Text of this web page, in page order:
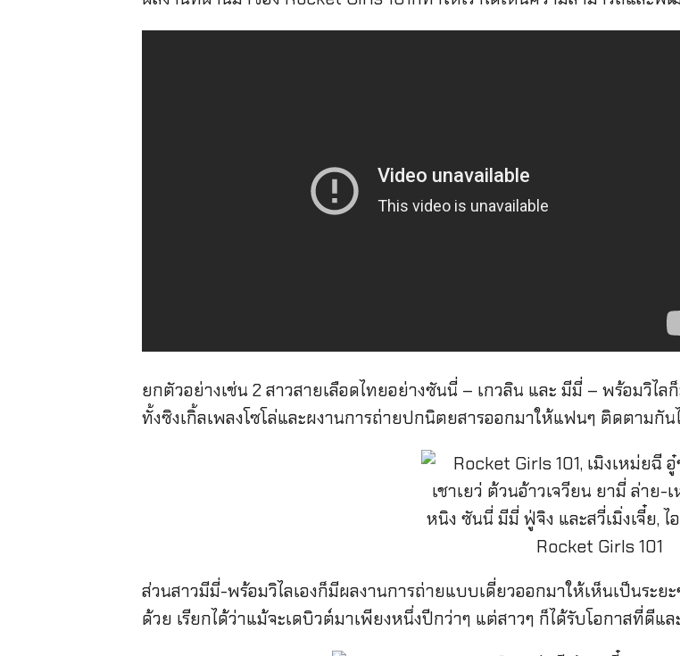
ยกตัวอย่างเช่น 2 สาวสายเลือดไทยอย่างซันนี่ – เกวลิน และ มีมี่ – พร้อมวิไ
ทั้งซิงเกิ้ลเพลงโซโล่และผงานการถ่ายปกนิตยสารออกมาให้แฟนๆ ติดตามกัน
ส่วนสาวมีมี่-พร้อมวิไลเองก็มีผลงานการถ่ายแบบเดี่ยวออกมาให้เห็นเป็นระย
ด้วย เรียกได้ว่าแม้จะเดบิวต์มาเพียงหนึ่งปีกว่าๆ แต่สาวๆ ก็ได้รับโอกาสที่ดี